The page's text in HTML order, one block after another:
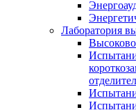
Лаборатория